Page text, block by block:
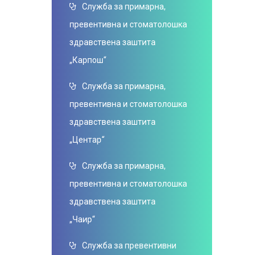
Служба за примарна,
превентивна и стоматолошка
здравствена заштита
„Карпош“
Служба за примарна,
превентивна и стоматолошка
здравствена заштита
„Центар“
Служба за примарна,
превентивна и стоматолошка
здравствена заштита
„Чаир“
Служба за превентивни